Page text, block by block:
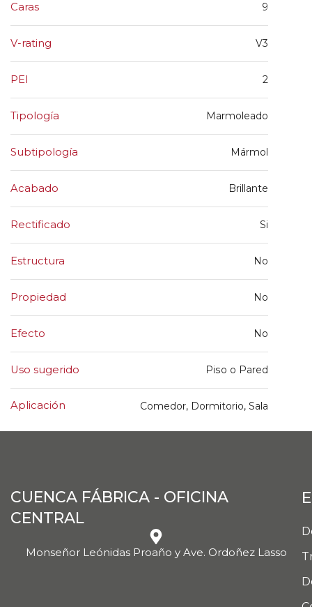
Caras 9
V-rating V3
PEI 2
Tipología Marmoleado
Subtipología Mármol
Acabado Brillante
Rectificado Si
Estructura No
Propiedad No
Efecto No
Uso sugerido Piso o Pared
Aplicación Comedor, Dormitorio, Sala
CUENCA FÁBRICA - OFICINA
CENTRAL
Monseñor Leónidas Proaño y Ave. Ordoñez Lasso